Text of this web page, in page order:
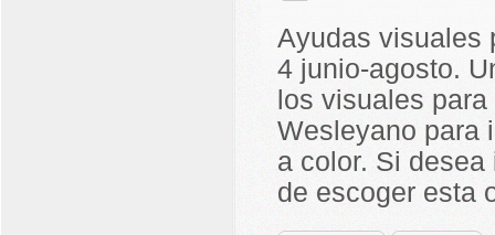
Ayudas visuales
4 junio-agosto.
los visuales
Wesleyano para
a color. Si
de escoger esta